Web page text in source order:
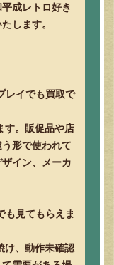
成レトロ好き
します。
レイでも買取で
す。販促品や店
形で使われて
イン、メーカ
も見てもらえま
け、動作未確認